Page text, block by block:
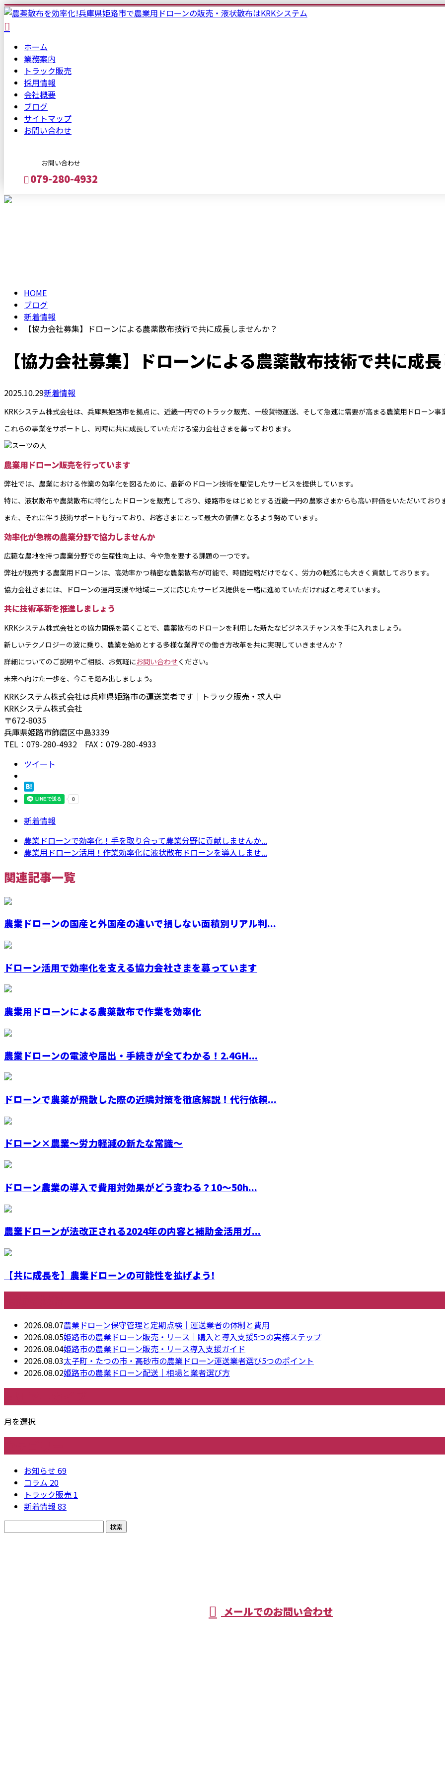
ホーム
業務案内
トラック販売
採用情報
会社概要
ブログ
サイトマップ
お問い合わせ
お問い合わせ
079-280-4932
HOME
ブログ
新着情報
【協力会社募集】ドローンによる農薬散布技術で共に成長しませんか？
【協力会社募集】ドローンによる農薬散布技術で共に成
2025.10.29新着情報
KRKシステム株式会社は、兵庫県姫路市を拠点に、近畿一円でのトラック販売、一般貨物運送、そして急速に需要が高まる農業用ドローン事
これらの事業をサポートし、同時に共に成長していただける協力会社さまを募っております。
農業用ドローン販売を行っています
弊社では、農業における作業の効率化を図るために、最新のドローン技術を駆使したサービスを提供しています。
特に、液状散布や農薬散布に特化したドローンを販売しており、姫路市をはじめとする近畿一円の農家さまからも高い評価をいただいており
また、それに伴う技術サポートも行っており、お客さまにとって最大の価値となるよう努めています。
効率化が急務の農業分野で協力しませんか
広範な農地を持つ農業分野での生産性向上は、今や急を要する課題の一つです。
弊社が販売する農業用ドローンは、高効率かつ精密な農薬散布が可能で、時間短縮だけでなく、労力の軽減にも大きく貢献しております。
協力会社さまには、ドローンの運用支援や地域ニーズに応じたサービス提供を一緒に進めていただければと考えています。
共に技術革新を推進しましょう
KRKシステム株式会社との協力関係を築くことで、農薬散布のドローンを利用した新たなビジネスチャンスを手に入れましょう。
新しいテクノロジーの波に乗り、農業を始めとする多様な業界での働き方改革を共に実現していきませんか？
詳細についてのご説明やご相談、お気軽にお問い合わせ ください。
未来へ向けた一歩を、今こそ踏み出しましょう。
KRKシステム株式会社は兵庫県姫路市の運送業者です｜トラック販売・求人中
KRKシステム株式会社
〒672-8035
兵庫県姫路市飾磨区中島3339
TEL：079-280-4932 FAX：079-280-4933
ツイート
新着情報
農業ドローンで効率化！手を取り合って農業分野に貢献しませんか...
農業用ドローン活用！作業効率化に液状散布ドローンを導入しませ...
関連記事一覧
農業ドローンの国産と外国産の違いで損しない面積別リアル判...
ドローン活用で効率化を支える協力会社さまを募っています
農業用ドローンによる農薬散布で作業を効率化
農業ドローンの電波や届出・手続きが全てわかる！2.4GH...
ドローンで農薬が飛散した際の近隣対策を徹底解説！代行依頼...
ドローン×農業～労力軽減の新たな常識～
ドローン農業の導入で費用対効果がどう変わる？10〜50h...
農業ドローンが法改正される2024年の内容と補助金活用ガ...
【共に成長を】農業ドローンの可能性を拡げよう!
2026.08.07農業ドローン保守管理と定期点検｜運送業者の体制と費用
2026.08.05姫路市の農業ドローン販売・リース｜購入と導入支援5つの実務ステップ
2026.08.04姫路市の農業ドローン販売・リース導入支援ガイド
2026.08.03太子町・たつの市・高砂市の農業ドローン運送業者選び5つのポイント
2026.08.02姫路市の農業ドローン配送｜相場と業者選び方
月を選択
お知らせ 69
コラム 20
トラック販売 1
新着情報 83
メールでのお問い合わせ